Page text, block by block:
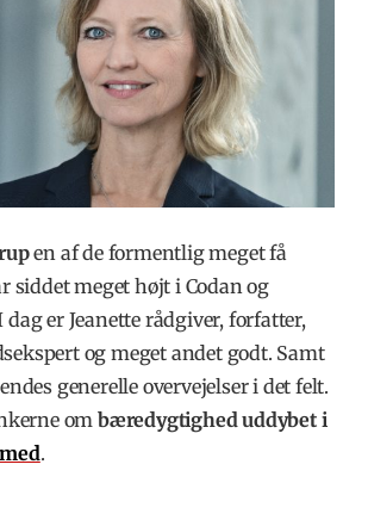
en af de formentlig meget få
siddet meget højt i Codan og
er Jeanette rådgiver, forfatter,
og meget andet godt. Samt
generelle overvejelser i det felt.
ombæredygtighed uddybet i
.